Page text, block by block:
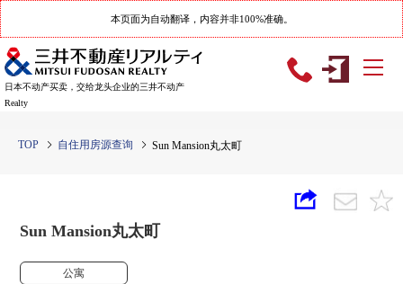
本页面为自动翻译，内容并非100%准确。
日本不动产买卖，交给龙头企业的三井不动产
Realty
TOP 自住用房源查询 Sun Mansion丸太町
Sun Mansion丸太町
公寓